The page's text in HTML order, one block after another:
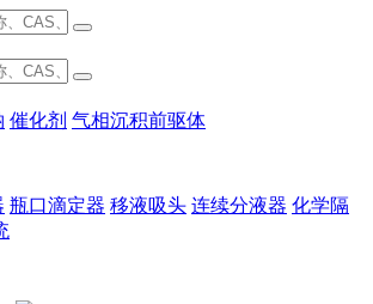
催化剂 气相沉积前驱体
瓶口滴定器 移液吸头 连续分液器 化学隔